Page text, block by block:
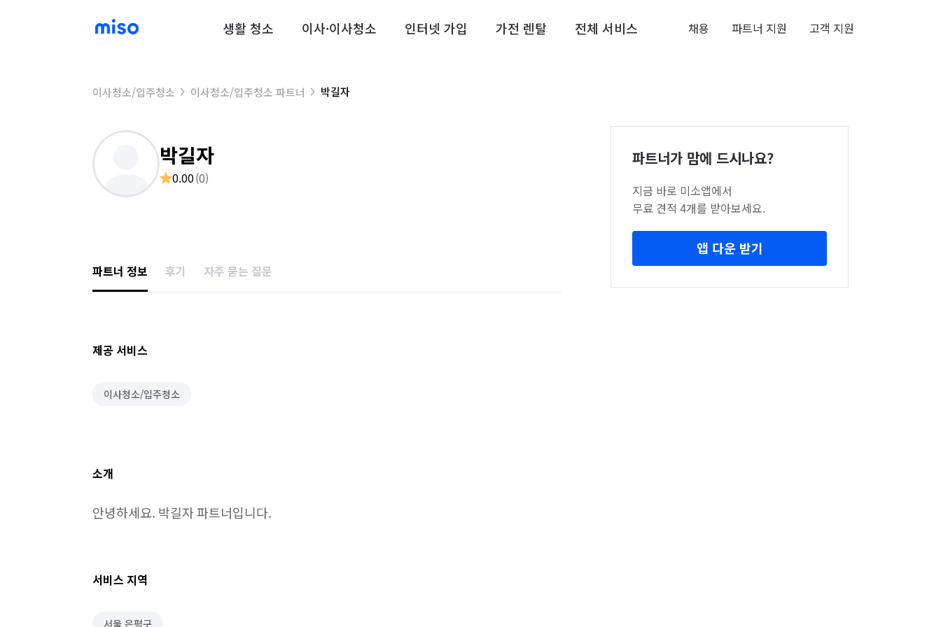
생활 청소 이사·이사청소 인터넷 가입 가전 렌탈 전체 서비스 채용 파트너 지원 고객 지원
이사청소/입주청소 이사청소/입주청소 파트너 박길자
박길자
0.00(0)
파트너 정보 후기 자주 묻는 질문
제공 서비스
이사청소/입주청소
소개
안녕하세요. 박길자 파트너입니다.
서비스 지역
서울 은평구
파트너가 맘에 드시나요?
지금 바로 미소앱에서
무료 견적 4개를 받아보세요.
앱 다운 받기